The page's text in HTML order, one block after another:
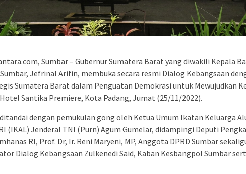
Sumbar – Gubernur Sumatera Barat yang diwakili Kepala
Jefrinal Arifin, membuka secara resmi Dialog Kebangsaan
Sumatera Barat dalam Penguatan Demokrasi untuk Mewujudkan
Hotel Santika Premiere, Kota Padang, Jumat (25/11/2022).
dengan pemukulan gong oleh Ketua Umum Ikatan Keluarga
(IKAL) Jenderal TNI (Purn) Agum Gumelar, didampingi Deputi
RI, Prof. Dr, Ir. Reni Maryeni, MP, Anggota DPRD Sumbar
Dialog Kebangsaan Zulkenedi Said, Kaban Kesbangpol Sumbar